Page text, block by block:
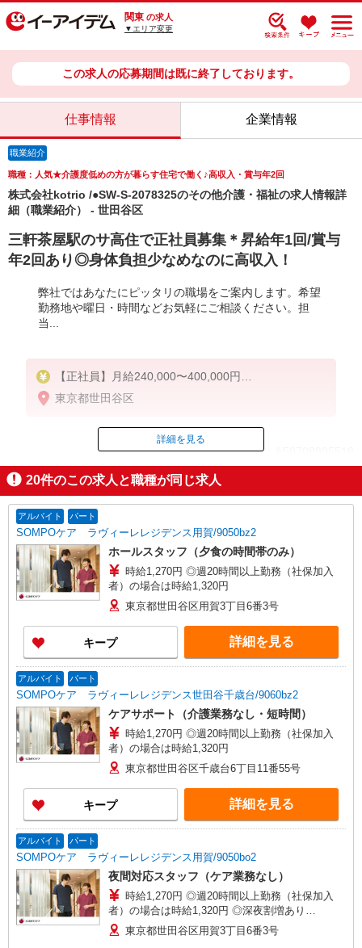
関東 の求人
▼エリア変更
この求人の応募期間は既に終了しております。
仕事情報 企業情報
職業紹介
職種：人気★介護度低めの方が暮らす住宅で働く♪高収入・賞与年2回
株式会社kotrio /●SW-S-2078325のその他介護・福祉の求人情報詳
細（職業紹介） - 世田谷区
三軒茶屋駅のサ高住で正社員募集＊昇給年1回/賞与
年2回あり◎身体負担少なめなのに高収入！
弊社ではあなたにピッタリの職場をご案内します。希望
勤務地や曜日・時間などお気軽にご相談ください。担
当...
【正社員】月給240,000〜400,000円
・基本給：200,000円〜220,000円
・資格手当：10,000〜30,000円
・処遇改善手当：20,000〜60,000円（勤続年数、保
有資格により変動）
・固定残業手当：20,000円（10時間）
※固定残業時間を超過する場合には超過勤務手当と
して別途支給
・夜勤手当：10,000円/1回（上記給与とは別に支給
）
下記資格をお持ちの方歓迎
・認知症介護基礎研修
・初任者研修
・実務者研修
東京都世田谷区
ID：AE0708995518
掲載期間終了
詳細を見る
20件のこの求人と職種が同じ求人
アルバイト パート
SOMPOケア ラヴィーレレジデンス用賀/9050bz2
ホールスタッフ（夕食の時間帯のみ）
時給1,270円 ◎週20時間以上勤務（社保加入
者）の場合は時給1,320円
東京都世田谷区用賀3丁目6番3号
キープ 詳細を見る
アルバイト パート
SOMPOケア ラヴィーレレジデンス世田谷千歳台/9060bz2
ケアサポート（介護業務なし・短時間）
時給1,270円 ◎週20時間以上勤務（社保加入
者）の場合は時給1,320円
東京都世田谷区千歳台6丁目11番55号
キープ 詳細を見る
アルバイト パート
SOMPOケア ラヴィーレレジデンス用賀/9050bo2
夜間対応スタッフ（ケア業務なし）
時給1,270円 ◎週20時間以上勤務（社保加入
者）の場合は時給1,320円 ◎深夜割増あり
（22:00〜翌5:00）時給1,588円〜
東京都世田谷区用賀3丁目6番3号